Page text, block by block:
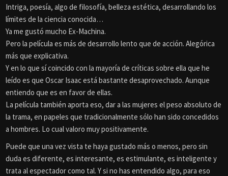
Intriga, poesía, algo de filosofía, belleza estética, desarrollando los
límites de la ciencia conocida…
Ya me gustó mucho Ex-Machina.
Pero la película es más de desarrollo lento que de acción. Alegórica
más que explicativa.
Y en lo que sí coincido con la mayoría de críticas sobre ella que he
leído es que Oscar Isaac está bastante desaprovechado. Aunque
entiendo que es en favor de ellas.
La película también aporta eso, dar a las mujeres el peso absoluto de
la trama, en papeles que tradicionalmente sólo han sido concedidos
a hombres. Lo cual valoro muy positivamente.
Puede que una vez vista te haya gustado más o menos, pero sin
duda es diferente, es interesante, es estimulante, es inteligente y
trata al espectador como tal. Y si no has entendido algo, para eso